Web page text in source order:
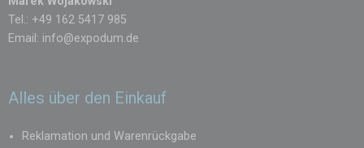
Tel.: +49 162 5417 985
Email: info@expodum.de
Alles über den Einkauf
Reklamation und Warenrückgabe